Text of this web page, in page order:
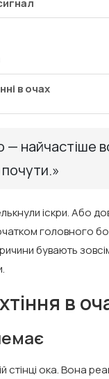
в очах
— найчастіше
іскри. Або
головного
бувають
в
стінці ока. Вона